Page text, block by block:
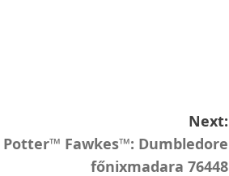
Next:
Potter™ Fawkes™: Dumbledore
főnixmadara 76448